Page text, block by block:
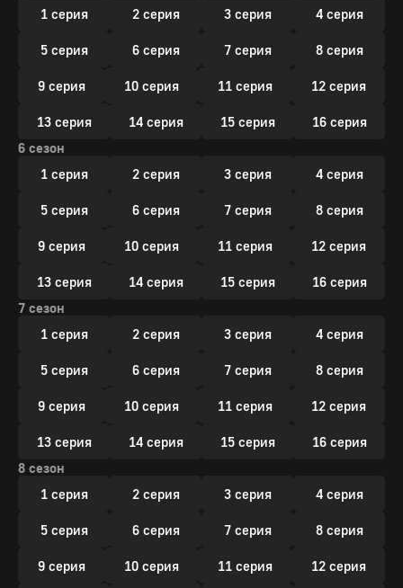
1 серия
2 серия 3 серия 4 серия
5 серия 6 серия 7 серия 8 серия
9 серия 10 серия 11 серия 12 серия
13 серия 14 серия 15 серия
16 серия
6 сезон
1 серия
2 серия 3 серия 4 серия
5 серия 6 серия 7 серия 8 серия
9 серия 10 серия 11 серия 12 серия
13 серия 14 серия 15 серия
16 серия
7 сезон
1 серия
2 серия 3 серия 4 серия
5 серия 6 серия 7 серия 8 серия
9 серия 10 серия 11 серия 12 серия
13 серия 14 серия 15 серия
16 серия
8 сезон
1 серия
2 серия 3 серия 4 серия
5 серия 6 серия 7 серия 8 серия
9 серия 10 серия 11 серия 12 серия